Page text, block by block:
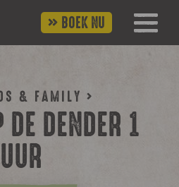
BOEK NU
& FAMILY >
DENDER 1
UUR